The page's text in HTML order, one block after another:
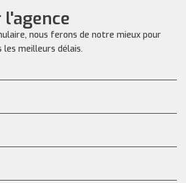
nous ferons de notre mieux pour
les meilleurs délais.